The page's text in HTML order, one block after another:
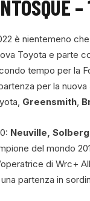
è nientemeno che
Toyota e parte
tempo per la
per la
Greensmith
Neuville,
del mondo
di Wrc+
partenza in